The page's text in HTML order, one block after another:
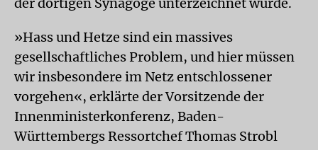
»Hass und Hetze sind ein massives
gesellschaftliches Problem, und hier müssen
wir insbesondere im Netz entschlossener
vorgehen«, erklärte der Vorsitzende der
Innenministerkonferenz, Baden-
Württembergs Ressortchef Thomas Strobl